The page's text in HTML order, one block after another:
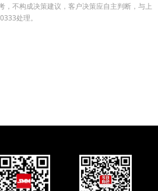
不构成决策建议，客户决策应自主判断，与上
处理。